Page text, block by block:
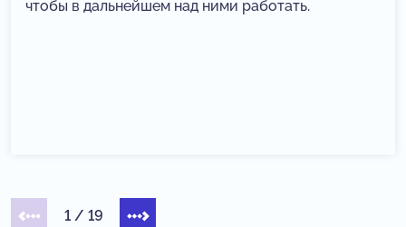
чтобы в дальнейшем над ними работать.
1/ 19